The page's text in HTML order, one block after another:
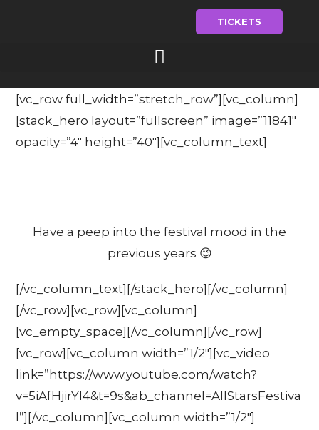
TICKETS
[vc_row full_width=”stretch_row”][vc_column]
[stack_hero layout=”fullscreen” image=”11841″
opacity=”4″ height=”40″][vc_column_text]
Have a peep into the festival mood in the
previous years 😉
[/vc_column_text][/stack_hero][/vc_column]
[/vc_row][vc_row][vc_column]
[vc_empty_space][/vc_column][/vc_row]
[vc_row][vc_column width=”1/2″][vc_video
link=”https://www.youtube.com/watch?
v=5iAfHjirYI4&t=9s&ab_channel=AllStarsFestiva
l”][/vc_column][vc_column width=”1/2″]